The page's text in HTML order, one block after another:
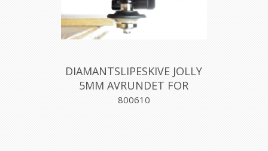
DIAMANTSLIPESKIVE JOLLY
5MM AVRUNDET FOR
VINKELSLIPER, MONTOLIT
800610